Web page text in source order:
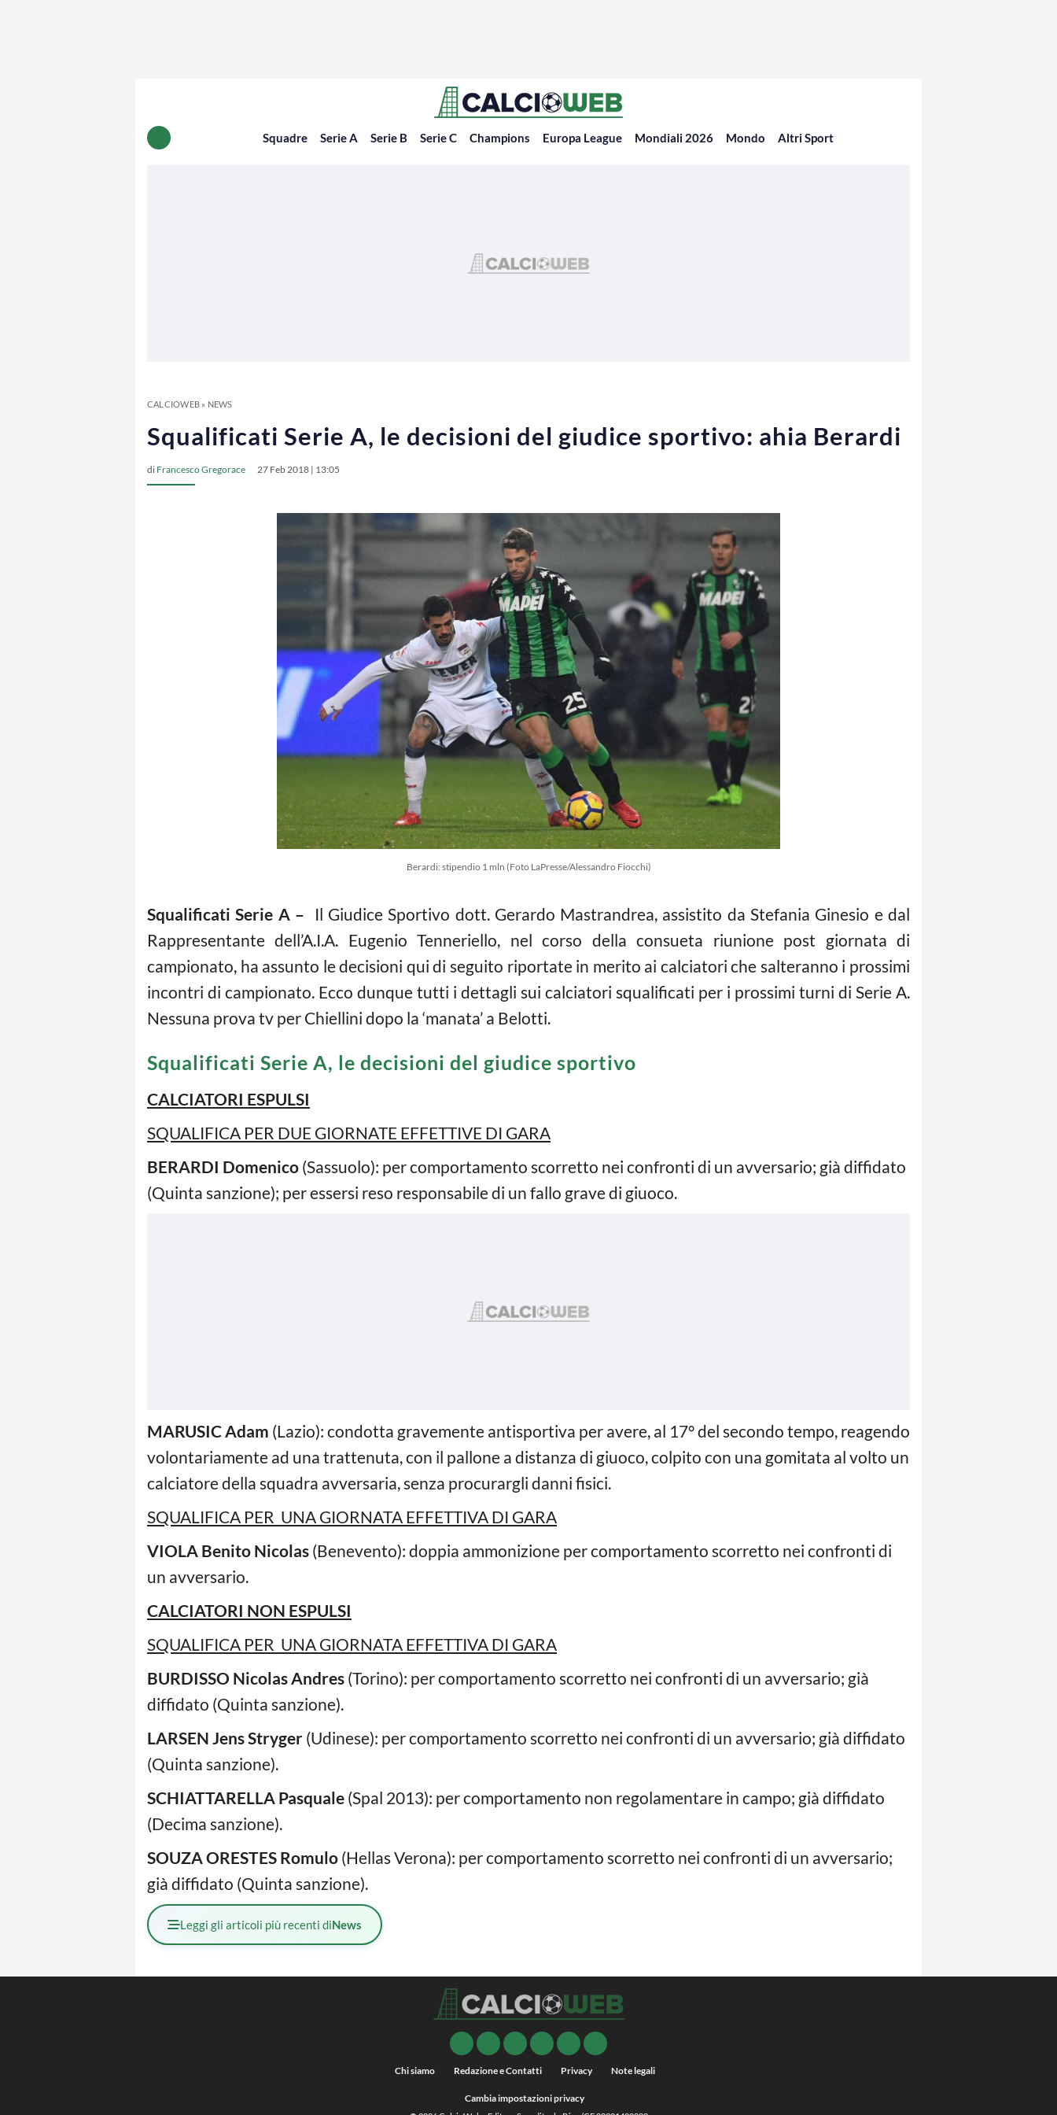
Squadre Serie A Serie B Serie C Champions Europa League Mondiali 2026 Mondo Altri Sport
CALCIOWEB» NEWS
Squalificati Serie A, le decisioni del giudice sportivo: ahia Berardi
di Francesco Gregorace 27 Feb 2018 | 13:05
Berardi: stipendio 1 mln (Foto LaPresse/Alessandro Fiocchi)
Squalificati Serie A – Il Giudice Sportivo dott. Gerardo Mastrandrea, assistito da Stefania Ginesio e dal
Rappresentante dell’A.I.A. Eugenio Tenneriello, nel corso della consueta riunione post giornata di
campionato, ha assunto le decisioni qui di seguito riportate in merito ai calciatori che salteranno i prossimi
incontri di campionato. Ecco dunque tutti i dettagli sui calciatori squalificati per i prossimi turni di Serie A.
Nessuna prova tv per Chiellini dopo la ‘manata’ a Belotti.
Squalificati Serie A, le decisioni del giudice sportivo
CALCIATORI ESPULSI
SQUALIFICA PER DUE GIORNATE EFFETTIVE DI GARA
BERARDI Domenico (Sassuolo): per comportamento scorretto nei confronti di un avversario; già diffidato
(Quinta sanzione); per essersi reso responsabile di un fallo grave di giuoco.
MARUSIC Adam (Lazio): condotta gravemente antisportiva per avere, al 17° del secondo tempo, reagendo
volontariamente ad una trattenuta, con il pallone a distanza di giuoco, colpito con una gomitata al volto un
calciatore della squadra avversaria, senza procurargli danni fisici.
SQUALIFICA PER UNA GIORNATA EFFETTIVA DI GARA
VIOLA Benito Nicolas (Benevento): doppia ammonizione per comportamento scorretto nei confronti di
un avversario.
CALCIATORI NON ESPULSI
SQUALIFICA PER UNA GIORNATA EFFETTIVA DI GARA
BURDISSO Nicolas Andres (Torino): per comportamento scorretto nei confronti di un avversario; già
diffidato (Quinta sanzione).
LARSEN Jens Stryger (Udinese): per comportamento scorretto nei confronti di un avversario; già diffidato
(Quinta sanzione).
SCHIATTARELLA Pasquale (Spal 2013): per comportamento non regolamentare in campo; già diffidato
(Decima sanzione).
SOUZA ORESTES Romulo (Hellas Verona): per comportamento scorretto nei confronti di un avversario;
già diffidato (Quinta sanzione).
Leggi gli articoli più recenti diNews
Chi siamo Redazione e Contatti Privacy Note legali
Cambia impostazioni privacy